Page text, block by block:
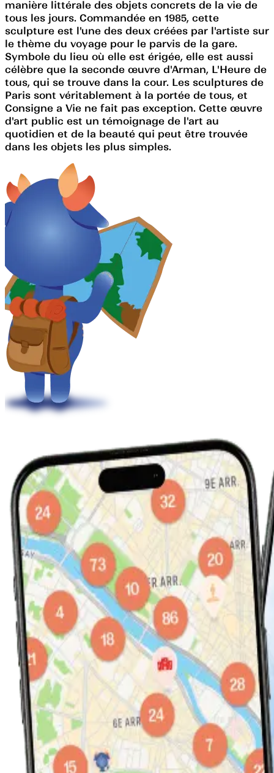
manière littérale des objets concrets de la vie de
tous les jours. Commandée en 1985, cette
sculpture est l'une des deux créées par l'artiste sur
le thème du voyage pour le parvis de la gare.
Symbole du lieu où elle est érigée, elle est aussi
célèbre que la seconde œuvre d'Arman, L'Heure de
tous, qui se trouve dans la cour. Les sculptures de
Paris sont véritablement à la portée de tous, et
Consigne a Vie ne fait pas exception. Cette œuvre
d'art public est un témoignage de l'art au
quotidien et de la beauté qui peut être trouvée
dans les objets les plus simples.